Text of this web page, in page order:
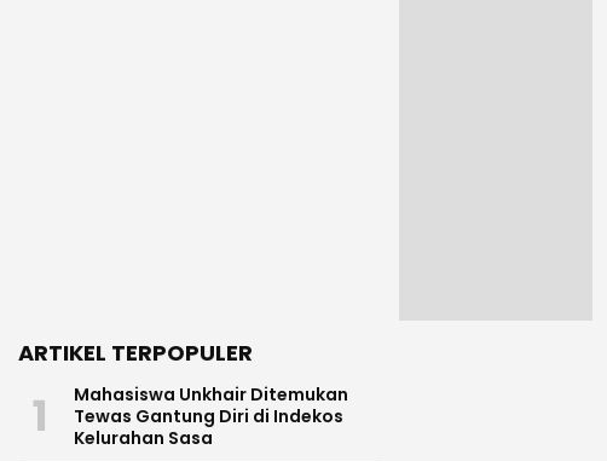
ARTIKEL TERPOPULER
1
Mahasiswa Unkhair Ditemukan
Tewas Gantung Diri di Indekos
Kelurahan Sasa